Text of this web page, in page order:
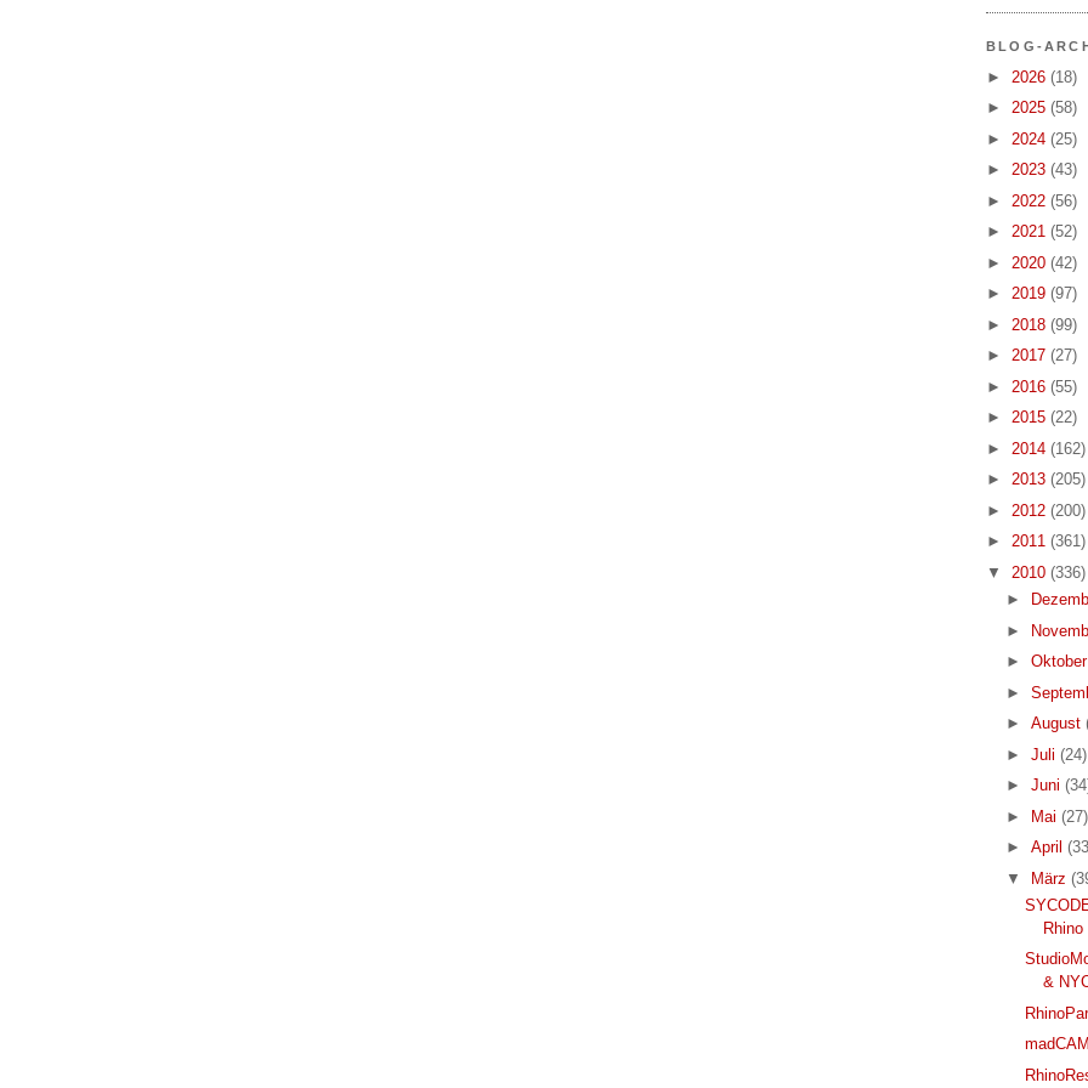
BLOG-
► 2026 (18)
► 2025 (58)
► 2024 (25)
► 2023 (43)
► 2022 (56)
► 2021 (52)
► 2020 (42)
► 2019 (97)
► 2018 (99)
► 2017 (27)
► 2016 (55)
► 2015 (22)
► 2014 (162)
► 2013 (205)
► 2012 (200)
► 2011 (361)
▼ 2010 (336)
►
►
►
►
► August
► Juli (24)
► Juni
► Mai (27)
► April
▼ März
Rhino
&